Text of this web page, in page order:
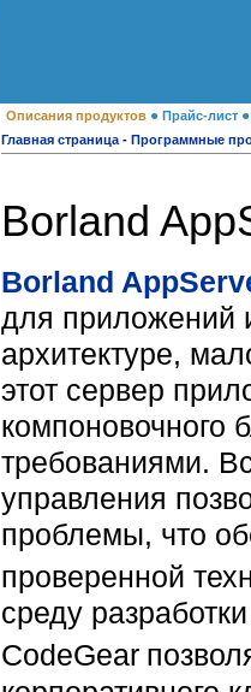
Описания продуктов ● Прайс-лист
Главная страница - Программные
Borland
Borland
для приложений
архитектуре,
этот сервер
компоновочного
требованиями.
управления
проблемы, что
проверенной
среду
CodeGear